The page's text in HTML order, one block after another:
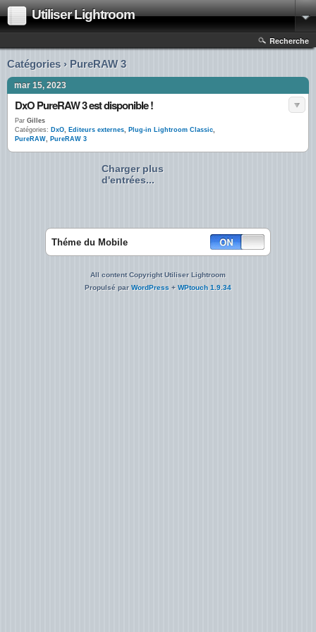
Utiliser Lightroom
Recherche
Catégories › PureRAW 3
mar 15, 2023
DxO PureRAW 3 est disponible !
Par Gilles
Catégories: DxO, Editeurs externes, Plug-in Lightroom Classic,
PureRAW, PureRAW 3
Charger plus
d'entrées...
Théme du Mobile
All content Copyright Utiliser Lightroom
Propulsé parWordPress + WPtouch 1.9.34